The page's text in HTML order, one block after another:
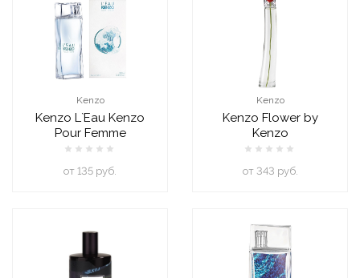
Kenzo
Kenzo L`Eau Kenzo
Pour Femme
oт 135 руб.
Kenzo
Kenzo Flower by
Kenzo
oт 343 руб.